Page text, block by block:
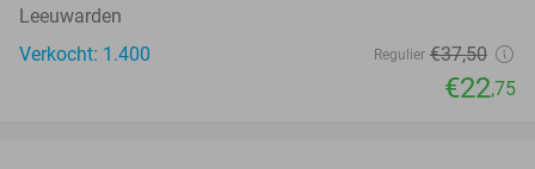
Leeuwarden
Verkocht: 1.400
Regulier €37,50
€22,75